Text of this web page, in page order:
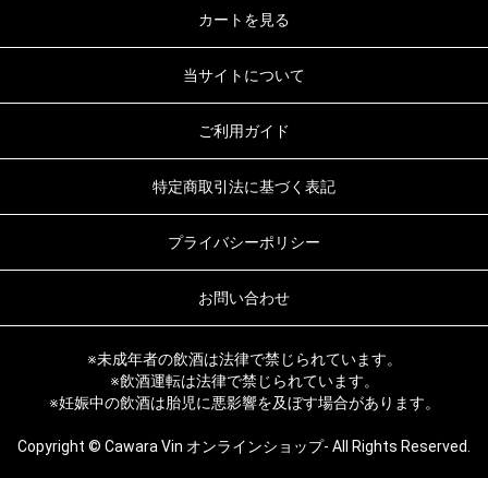
カートを見る
当サイトについて
ご利用ガイド
特定商取引法に基づく表記
プライバシーポリシー
お問い合わせ
※未成年者の飲酒は法律で禁じられています。
※飲酒運転は法律で禁じられています。
※妊娠中の飲酒は胎児に悪影響を及ぼす場合があります。
Copyright © Cawara Vin オンラインショップ- All Rights Reserved.